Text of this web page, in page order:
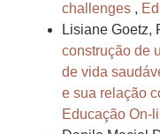
challenges ,
Lisiane Goetz,
construção de
de vida
e sua relação
Educação On-